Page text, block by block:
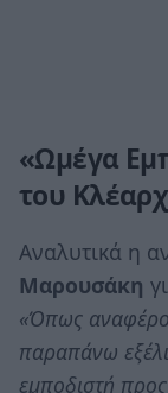
«Ωμέγα
του
Αναλυτικά η
Μαρουσάκη
«Όπως
παραπάνω
εμποδιστή